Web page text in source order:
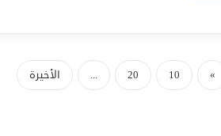
»
10
20
... الأخيرة